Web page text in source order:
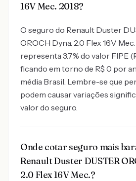
16V Mec. 2018?
O seguro do Renault Duster
OROCH Dyna. 2.0 Flex 16V
representa 3.7% do valor FIPE
ficando em torno de R$ 0 por
média Brasil. Lembre-se que
podem causar variações
valor do seguro.
Onde cotar seguro mais
Renault Duster DUSTER
2.0 Flex 16V Mec.?